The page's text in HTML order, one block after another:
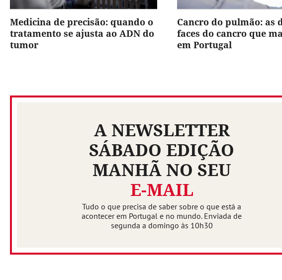
Medicina de precisão: quando o
tratamento se ajusta ao ADN do
tumor
Cancro do pulmão: as
faces do cancro que
em Portugal
A NEWSLETTER
SÁBADO EDIÇÃO
MANHÃ NO SEU
E-MAIL
Tudo o que precisa de saber sobre o que está a
acontecer em Portugal e no mundo. Enviada de
segunda a domingo às 10h30